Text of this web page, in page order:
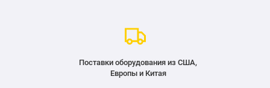
Поставки оборудования из США,
Европы и Китая